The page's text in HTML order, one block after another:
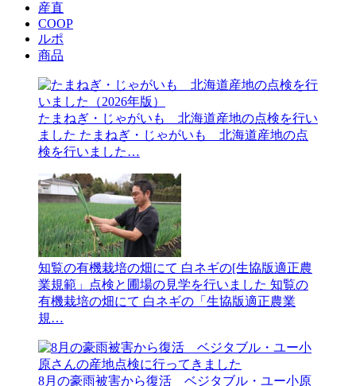
産直
COOP
ルポ
商品
たまねぎ・じゃがいも 北海道産地の点検を行い
ました たまねぎ・じゃがいも 北海道産地の点
検を行いました…
知覧の有機栽培の畑にて 白ネギの[生協版適正農
業規範」点検と圃場の見学を行いました 知覧の
有機栽培の畑にて 白ネギの「生協版適正農業
規…
8月の豪雨被害から復活 ベジタブル・ユー小原